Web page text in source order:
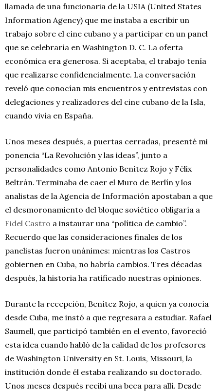
llamada de una funcionaria de la USIA (United States
Information Agency) que me instaba a escribir un
trabajo sobre el cine cubano y a participar en un panel
que se celebraría en Washington D. C. La oferta
económica era generosa. Si aceptaba, el trabajo tenía
que realizarse confidencialmente. La conversación
reveló que conocían mis encuentros y entrevistas con
delegaciones y realizadores del cine cubano de la Isla,
cuando vivía en España.
Unos meses después, a puertas cerradas, presenté mi
ponencia “La Revolución y las ideas”, junto a
personalidades como Antonio Benítez Rojo y Félix
Beltrán. Terminaba de caer el Muro de Berlín y los
analistas de la Agencia de Información apostaban a que
el desmoronamiento del bloque soviético obligaría a
Fidel Castro a instaurar una “política de cambio”.
Recuerdo que las consideraciones finales de los
panelistas fueron unánimes: mientras los Castros
gobiernen en Cuba, no habría cambios. Tres décadas
después, la historia ha ratificado nuestras opiniones.
Durante la recepción, Benítez Rojo, a quien ya conocía
desde Cuba, me instó a que regresara a estudiar. Rafael
Saumell, que participó también en el evento, favoreció
esta idea cuando habló de la calidad de los profesores
de Washington University en St. Louis, Missouri, la
institución donde él estaba realizando su doctorado.
Unos meses después recibí una beca para allí. Desde